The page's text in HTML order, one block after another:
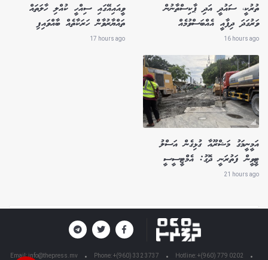
ތުރުކީ، ސައުދީ އަދި ޕާކިސްތާނުން
ވަރުގަދަ ދިފާއީ އެއްބަސްވުމެއް
16 hours ago
ވީއައިއޭގައި ސިއްހީ ކުއްލި ހާލަތައް
ތައްޔާރުވާން ހަރަކާތެއް ބާއްވައިފި
17 hours ago
އަމީނީމަގު މަޝްރޫއާ ގުޅިގެން އަސްލު
ޓީވީން ފަތުރަނީ ދޮގު: އެމްޓީސީސީ
21 hours ago
Email:info@thepress.mv Phone: +(960) 332 3737 Hotline: +(960) 779 0202